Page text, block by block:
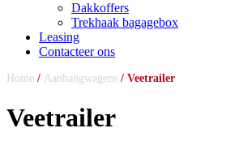
Dakkoffers
Trekhaak bagagebox
Leasing
Contacteer ons
Home / Aanhangwagens / Veetrailer
Veetrailer